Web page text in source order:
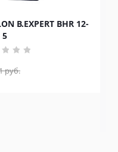
B.EXPERT BHR 12-
5
руб.